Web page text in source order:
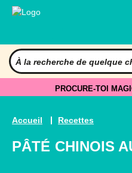
PROCURE-TOI
Accueil Recettes
PÂTÉ CHINOIS